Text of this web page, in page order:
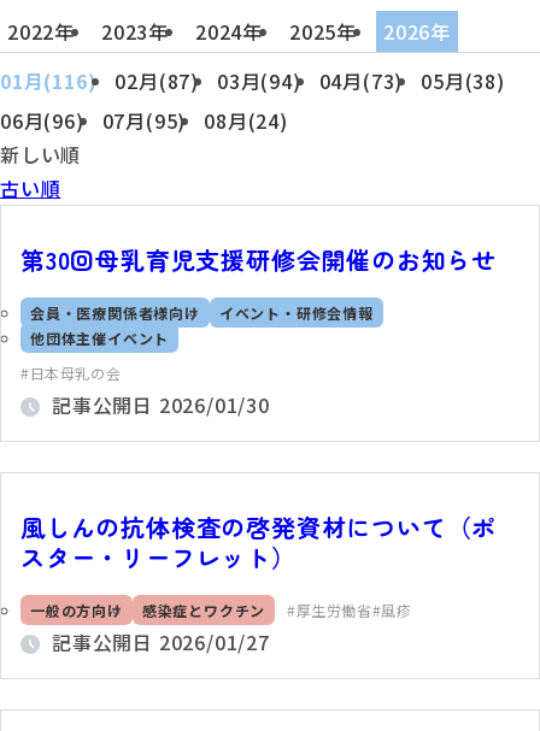
2022年
2023年 2024年 2025年
2026年
01月(116)
02月(87) 03月(94) 04月(73)
05月(38)
06月(96)
07月(95)
08月(24)
新しい順
古い順
第30回母乳育児支援研修会開催のお知らせ
会員・医療関係者様向け
イベント・研修会情報
他団体主催イベント
日本母乳の会
記事公開日 2026/01/30
風しんの抗体検査の啓発資材について（ポ
スター・リーフレット）
一般の方向け 感染症とワクチン 厚生労働省 風疹
記事公開日 2026/01/27